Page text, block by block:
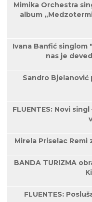
Mimika Orchestra
album
Ivana Banfić singlom
nas je
Sandro
FLUENTES: Novi
Mirela Priselac Remi
BANDA TURIZMA
FLUENTES: